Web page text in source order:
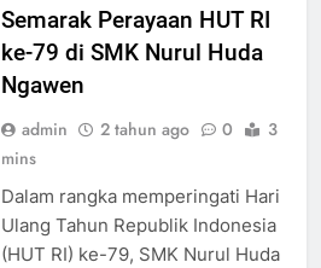
Semarak Perayaan HUT RI
ke-79 di SMK Nurul Huda
Ngawen
admin 2 tahun ago 0
3
mins
Dalam rangka memperingati Hari
Ulang Tahun Republik Indonesia
(HUT RI) ke-79, SMK Nurul Huda